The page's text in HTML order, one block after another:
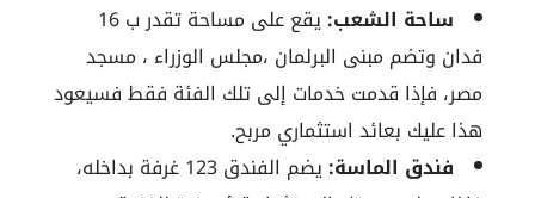
ساحة الشعب:
يقع على مساحة تقدر ب 16
فدان وتضم مبنى البرلمان ،مجلس الوزراء ، مسجد
مصر، فإذا قدمت خدمات إلى تلك الفئة فقط فسيعود
هذا عليك بعائد استثماري مربح.
فندق الماسة:
يضم الفندق 123 غرفة بداخله،